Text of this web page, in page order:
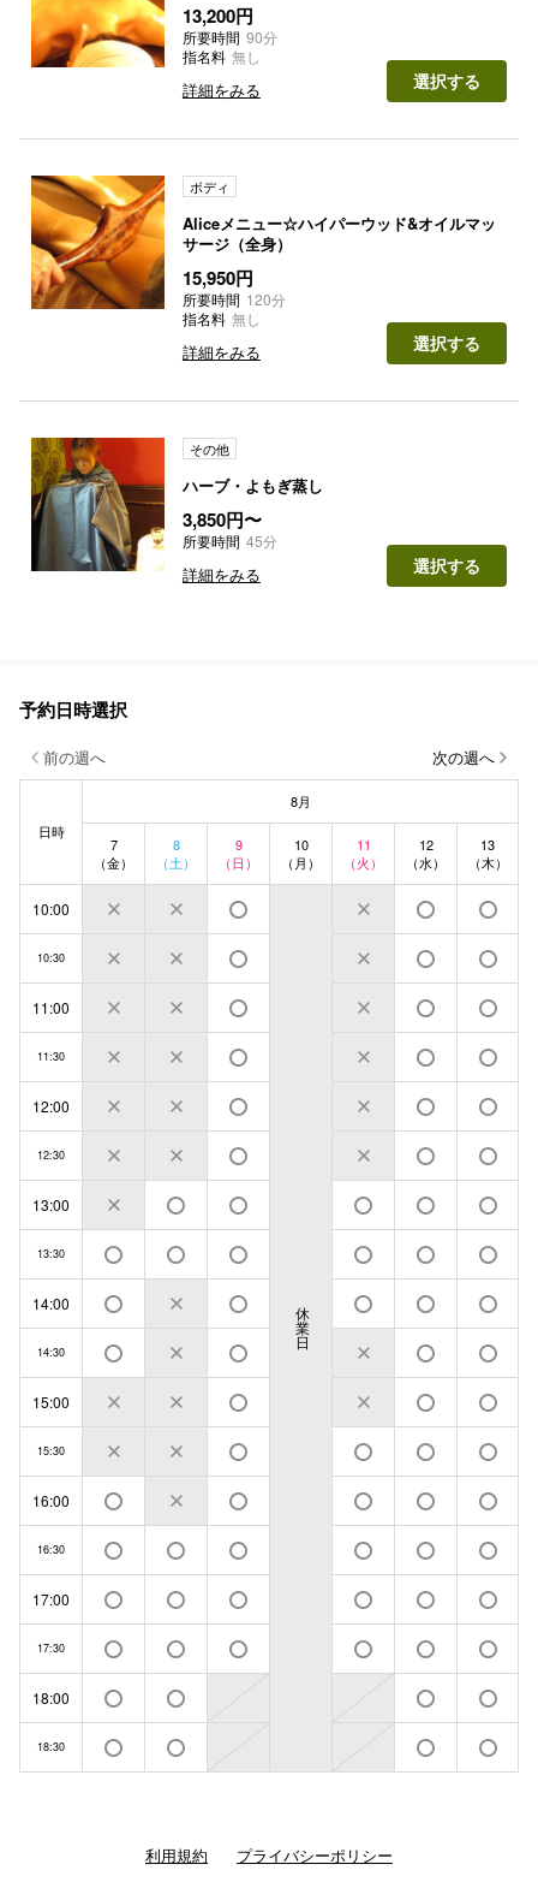
13,200円
所要時間 90分
指名料 無し
詳細をみる 選択する
ボディ
Aliceメニュー☆ハイパーウッド&オイルマッ
サージ（全身）
15,950円
所要時間 120分
指名料 無し
詳細をみる 選択する
その他
ハーブ・よもぎ蒸し
3,850円〜
所要時間 45分
詳細をみる 選択する
予約日時選択
前の週へ 次の週へ
日時
8月
7
（金）
8
（土）
9
（日）
10
（月）
11
（火）
12
（水）
13
（木）
10:00
休
業
日
10:30
11:00
11:30
12:00
12:30
13:00
13:30
14:00
14:30
15:00
15:30
16:00
16:30
17:00
17:30
18:00
18:30
利用規約 プライバシーポリシー